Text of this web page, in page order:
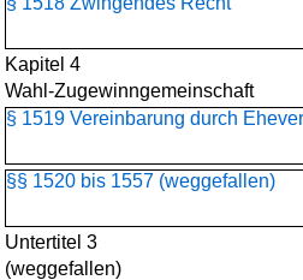
Kapitel 4
Wahl-Zugewinngemeinschaft
§ 1519 Vereinbarung durch
§§ 1520 bis 1557 (weggefallen)
Untertitel 3
(weggefallen)